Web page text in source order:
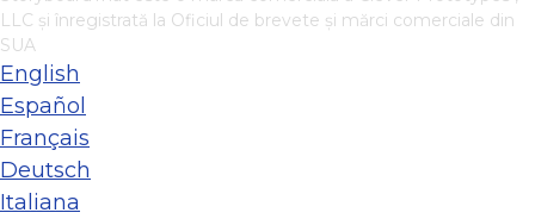
LLC și înregistrată la Oficiul de brevete și mărci comerciale din
SUA
English
Español
Français
Deutsch
Italiana